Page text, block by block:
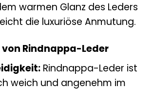
warmen Glanz des Leders
die luxuriöse Anmutung.
von Rindnappa-Leder
Rindnappa-Leder ist
weich und angenehm im